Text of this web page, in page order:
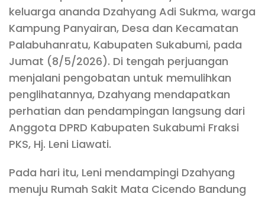
keluarga ananda Dzahyang Adi Sukma, warga
Kampung Panyairan, Desa dan Kecamatan
Palabuhanratu, Kabupaten Sukabumi, pada
Jumat (8/5/2026). Di tengah perjuangan
menjalani pengobatan untuk memulihkan
penglihatannya, Dzahyang mendapatkan
perhatian dan pendampingan langsung dari
Anggota DPRD Kabupaten Sukabumi Fraksi
PKS, Hj. Leni Liawati.
Pada hari itu, Leni mendampingi Dzahyang
menuju Rumah Sakit Mata Cicendo Bandung